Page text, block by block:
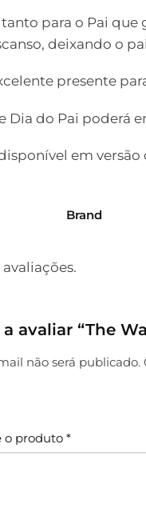
para o Pai
deixando o
presente
Dia do Pai poderá
em
Brand
avaliar “The
não será publicado.
o produto *